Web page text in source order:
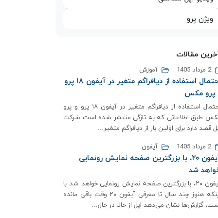
ویژن پرو
مقالات
2 مرداد 1405 آموزش
احتمال استفاده از دیافراگم متغیر در آیفون ۱۸ پرو
پرو مکس
احتمال استفاده از دیافراگم متغیر در آیفون ۱۸ پرو و پرو
طبق اطلاعاتی که به تازگی منتشر شده است شرکت
قصد دارد برای اولین بار از دیافراگم متغیر...
2 مرداد 1405
آیفون
آیفون ۲۰، با بزرگترین صفحه نمایش رونمایی
شد
آیفون ۲۰، با بزرگترین صفحه نمایش رونمایی خواهد شد با
اینکه هنوز چند سال تا معرفی آیفون ۲۰ وقت باقی مانده
گزارش‌ها نشان می‌دهد اپل از حالا در حال...